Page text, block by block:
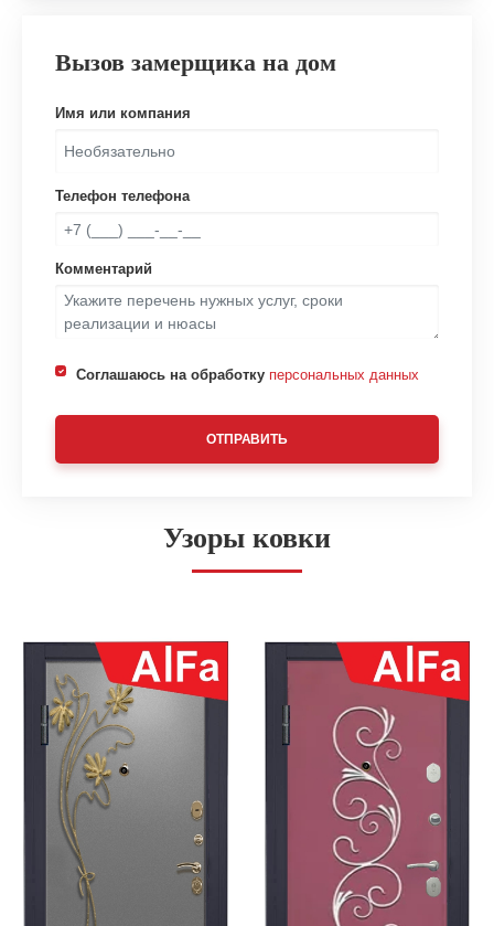
Вызов замерщика на дом
Имя или компания
Телефон телефона
Комментарий
Соглашаюсь на обработку персональных данных
ОТПРАВИТЬ
Узоры ковки